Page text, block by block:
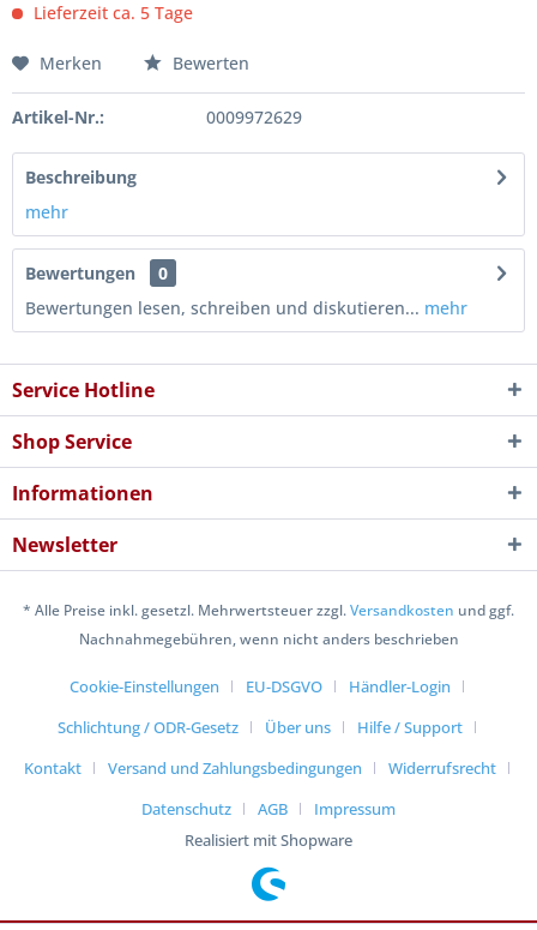
Lieferzeit ca. 5 Tage
Merken Bewerten
Artikel-Nr.: 0009972629
Beschreibung
mehr
Bewertungen
0
Bewertungen lesen, schreiben und diskutieren... mehr
Service Hotline
Shop Service
Informationen
Newsletter
* Alle Preise inkl. gesetzl. Mehrwertsteuer zzgl.Versandkosten und ggf.
Nachnahmegebühren, wenn nicht anders beschrieben
Cookie-Einstellungen EU-DSGVO
Händler-Login
Schlichtung / ODR-Gesetz
Über uns
Hilfe / Support
Kontakt
Versand und Zahlungsbedingungen
Widerrufsrecht
Datenschutz
AGB
Impressum
Realisiert mit Shopware